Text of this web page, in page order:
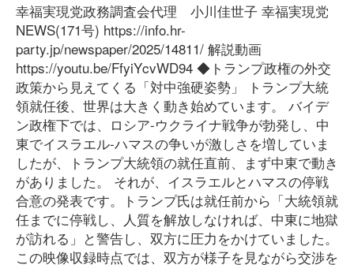
幸福実現党政務調査会代理 小川佳世子 幸福実現党
NEWS(171号) https://info.hr-
party.jp/newspaper/2025/14811/ 解説動画
https://youtu.be/FfyiYcvWD94 ◆トランプ政権の外交
政策から見えてくる「対中強硬姿勢」 トランプ大統
領就任後、世界は大きく動き始めています。 バイデ
ン政権下では、ロシア-ウクライナ戦争が勃発し、中
東でイスラエル-ハマスの争いが激しさを増していま
したが、トランプ大統領の就任直前、まず中東で動き
がありました。 それが、イスラエルとハマスの停戦
合意の発表です。トランプ氏は就任前から「大統領就
任までに停戦し、人質を解放しなければ、中東に地獄
が訪れる」と警告し、双方に圧力をかけていました。
この映像収録時点では、双方が様子を見ながら交渉を